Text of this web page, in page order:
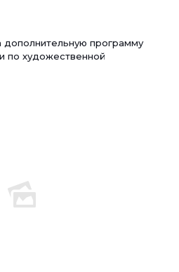
дополнительную программу
по художественной